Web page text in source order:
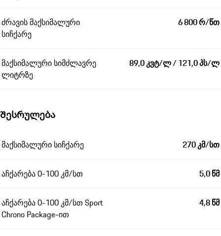
ძრავის მაქსიმალური
სიჩქარე
6 800 რ/წთ
მაქსიმალური სიმძლავრე
ლიტრზე
89,0 კვტ/ლ / 121,0 პს/ლ
Შესრულება
მაქსიმალური სიჩქარე 270 კმ/სთ
აჩქარება 0-100 კმ/სთ 5,0 წმ
აჩქარება 0-100 კმ/სთ Sport
Chrono Package-ით
4,8 წმ